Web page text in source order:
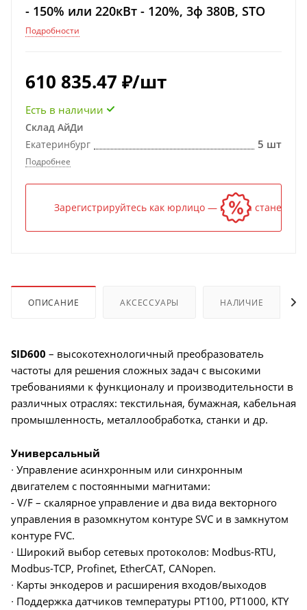
- 150% или 220кВт - 120%, 3ф 380В, STO
Подробности
610 835.47 ₽/шт
Есть в наличии
Склад АйДи
Екатеринбург
5 шт
Подробнее
Зарегистрируйтесь как юрлицо — и цена станет
ОПИСАНИЕ АКСЕССУАРЫ НАЛИЧИЕ
SID600 – высокотехнологичный преобразователь
частоты для решения сложных задач с высокими
требованиями к функционалу и производительности в
различных отраслях: текстильная, бумажная, кабельная
промышленность, металлообработка, станки и др.
Универсальный
∙ Управление асинхронным или синхронным
двигателем с постоянными магнитами:
- V/F – скалярное управление и два вида векторного
управления в разомкнутом контуре SVC и в замкнутом
контуре FVC.
∙ Широкий выбор сетевых протоколов: Modbus-RTU,
Modbus-TCP, Profinet, EtherCAT, CANopen.
∙ Карты энкодеров и расширения входов/выходов
∙ Поддержка датчиков температуры PT100, PT1000, KTY